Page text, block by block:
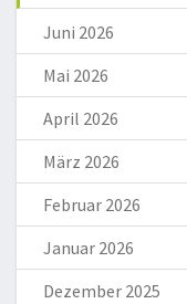
Juni 2026
Mai 2026
April 2026
März 2026
Februar 2026
Januar 2026
Dezember 2025